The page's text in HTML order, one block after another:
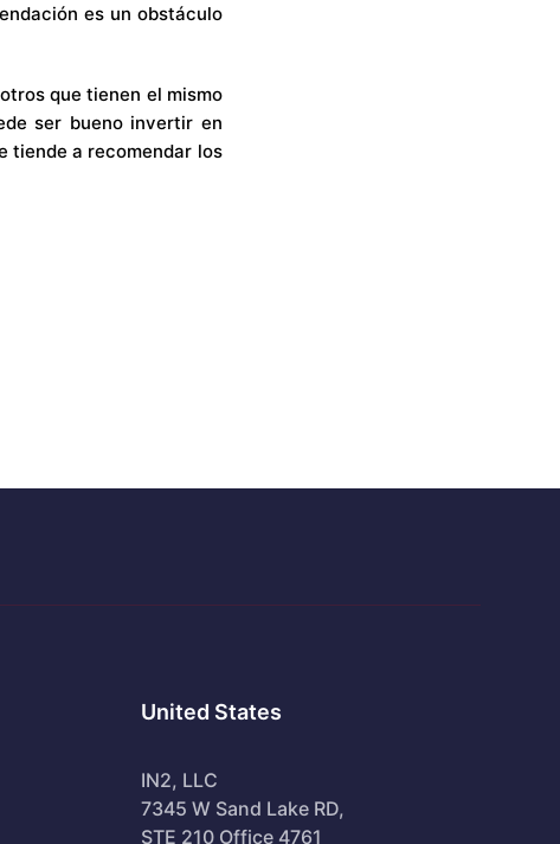
es un obstáculo
que tienen el mismo
ser bueno invertir en
tiende a recomendar los
United States
IN2, LLC
7345 W Sand Lake RD,
STE 210 Office 4761